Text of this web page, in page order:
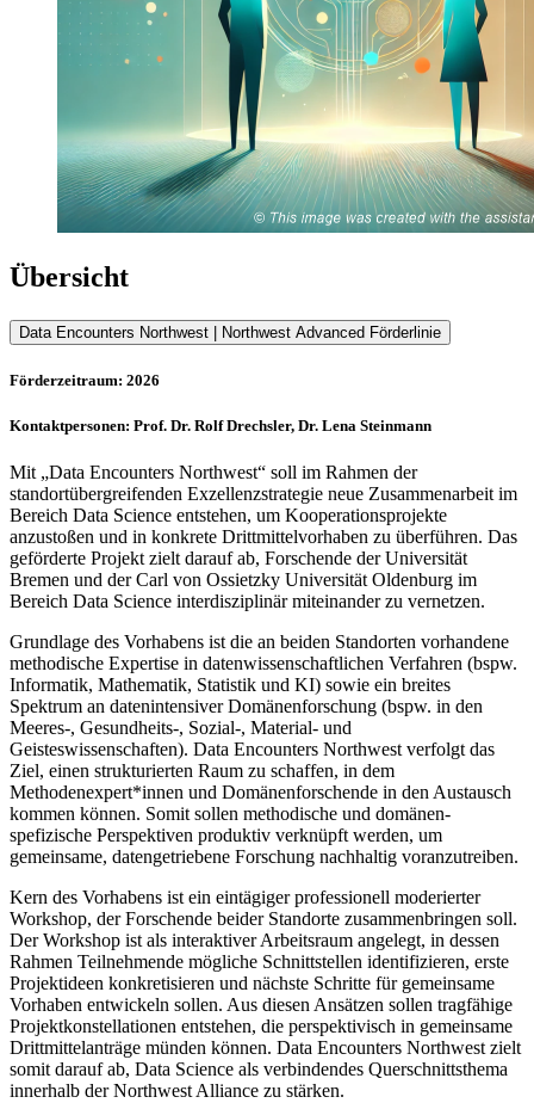
Übersicht
Data Encounters Northwest | Northwest Advanced Förderlinie
Förderzeitraum: 2026
Kontaktpersonen: Prof. Dr. Rolf Drechsler, Dr. Lena Steinmann
Mit „Data Encounters Northwest“ soll im Rahmen der
standortübergreifenden Exzellenzstrategie neue Zusammenarbeit im
Bereich Data Science entstehen, um Kooperationsprojekte
anzustoßen und in konkrete Drittmittelvorhaben zu überführen. Das
geförderte Projekt zielt darauf ab, Forschende der Universität
Bremen und der Carl von Ossietzky Universität Oldenburg im
Bereich Data Science interdisziplinär miteinander zu vernetzen.
Grundlage des Vorhabens ist die an beiden Standorten vorhandene
methodische Expertise in datenwissenschaftlichen Verfahren (bspw.
Informatik, Mathematik, Statistik und KI) sowie ein breites
Spektrum an datenintensiver Domänenforschung (bspw. in den
Meeres-, Gesundheits-, Sozial-, Material- und
Geisteswissenschaften). Data Encounters Northwest verfolgt das
Ziel, einen strukturierten Raum zu schaffen, in dem
Methodenexpert*innen und Domänenforschende in den Austausch
kommen können. Somit sollen methodische und domänen-
spefizische Perspektiven produktiv verknüpft werden, um
gemeinsame, datengetriebene Forschung nachhaltig voranzutreiben.
Kern des Vorhabens ist ein eintägiger professionell moderierter
Workshop, der Forschende beider Standorte zusammenbringen soll.
Der Workshop ist als interaktiver Arbeitsraum angelegt, in dessen
Rahmen Teilnehmende mögliche Schnittstellen identifizieren, erste
Projektideen konkretisieren und nächste Schritte für gemeinsame
Vorhaben entwickeln sollen. Aus diesen Ansätzen sollen tragfähige
Projektkonstellationen entstehen, die perspektivisch in gemeinsame
Drittmittelanträge münden können. Data Encounters Northwest zielt
somit darauf ab, Data Science als verbindendes Querschnittsthema
innerhalb der Northwest Alliance zu stärken.